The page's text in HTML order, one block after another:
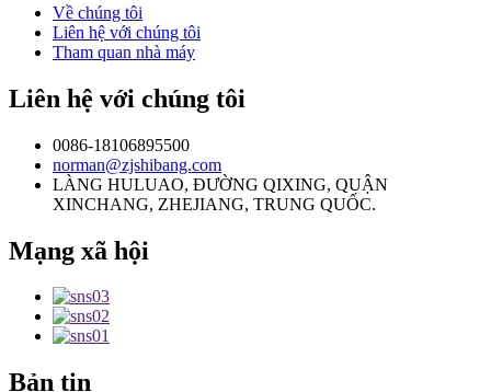
Về chúng tôi
Liên hệ với chúng tôi
Tham quan nhà máy
Liên hệ với chúng tôi
0086-18106895500
norman@zjshibang.com
LÀNG HULUAO, ĐƯỜNG QIXING, QUẬN
XINCHANG, ZHEJIANG, TRUNG QUỐC.
Mạng xã hội
Bản tin